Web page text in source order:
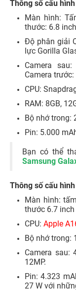
Thông số cấu
Màn hình:
thước: 6.8 inch
Độ phân giải
lực Gorilla
Camera
Camera trước:
CPU:
RAM: 8GB,
Bộ nhớ trong:
Pin: 5.000
Bạn có thể
Samsung
Thông số cấu
Màn hình:
thước 6.7
CPU: Apple
Bộ nhớ trong:
Camera sau:
12MP.
Pin: 4.323
27 W với